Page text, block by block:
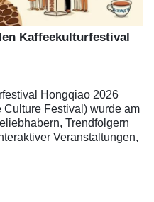
Kaffeekulturfestival
Hongqiao 2026
Festival) wurde am
Trendfolgern
Veranstaltungen,